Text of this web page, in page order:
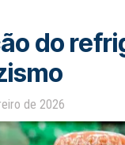
do
de 2026